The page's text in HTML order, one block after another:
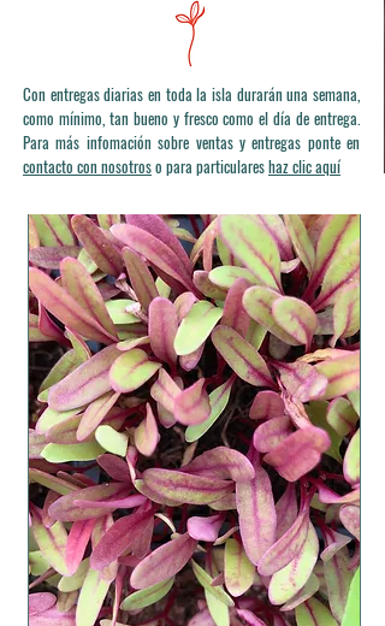
Con entregas diarias en toda la isla durarán una semana,
como mínimo, tan bueno y fresco como el día de entrega.
Para más infomación sobre ventas y entregas ponte en
contacto con nosotroso para particulareshaz clic aquí